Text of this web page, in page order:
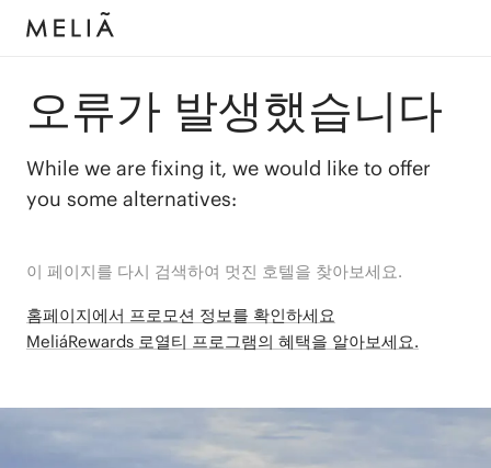
오류가 발생했습니다
While we are fixing it, we would like to offer
you some alternatives:
이 페이지를 다시 검색하여 멋진 호텔을 찾아보세요.
홈페이지에서 프로모션 정보를 확인하세요
MeliáRewards 로열티 프로그램의 혜택을 알아보세요.